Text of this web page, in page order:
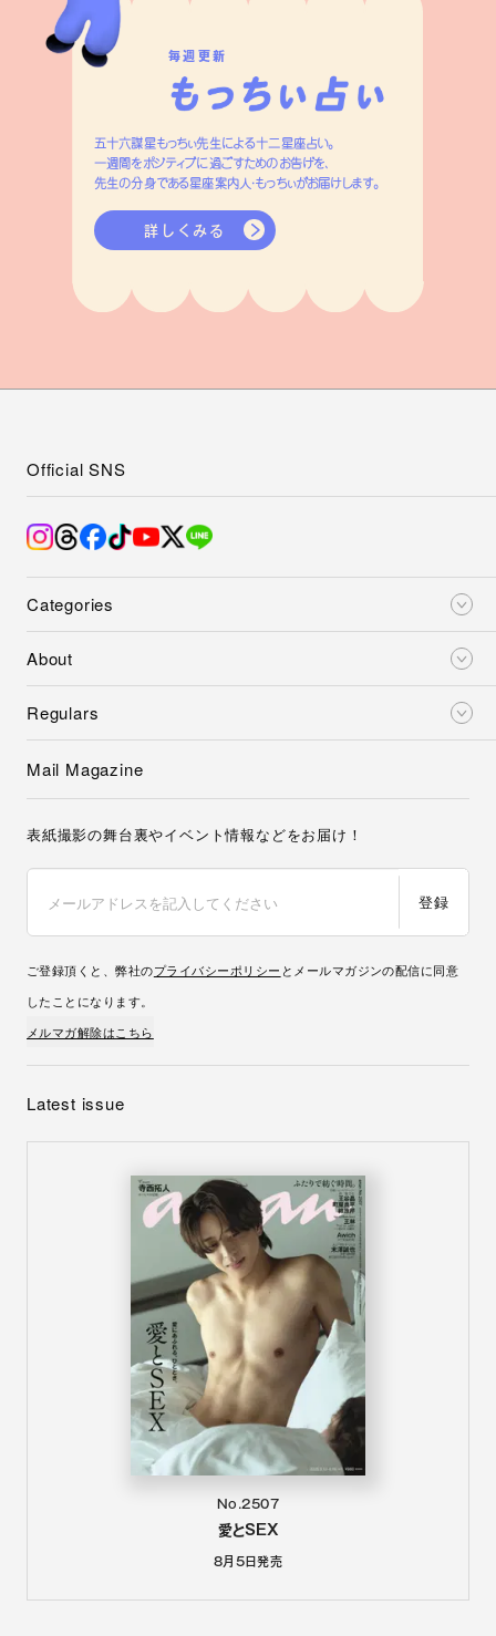
毎週更新
五十六謀星もっちぃ先生による十二星座占い。
一週間をポジティブに過ごすためのお告げを、
先生の分身である星座案内人・もっちぃがお届けします。
詳しくみる
Categories
About
Regulars
Official SNS
Mail Magazine
表紙撮影の舞台裏やイベント情報などをお届け！
登録
ご登録頂くと、弊社のプライバシーポリシー とメールマガジンの配信に同意
したことになります。
メルマガ解除はこちら
Latest issue
No.2507
愛とSEX
8月5日発売